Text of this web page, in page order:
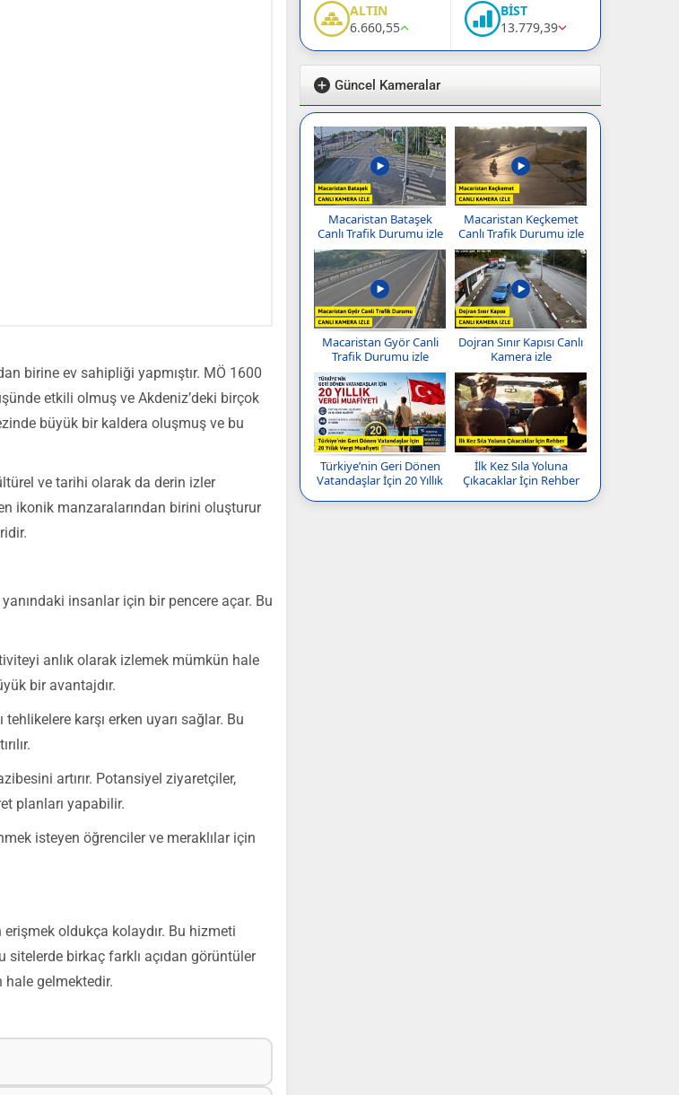
birine ev sahipliği yapmıştır. MÖ 1600
etkili olmuş ve Akdeniz’deki birçok
büyük bir kaldera oluşmuş ve bu
ve tarihi olarak da derin izler
ikonik manzaralarından birini oluşturur
insanlar için bir pencere açar. Bu
anlık olarak izlemek mümkün hale
bir avantajdır.
karşı erken uyarı sağlar. Bu
artırır. Potansiyel ziyaretçiler,
planları yapabilir.
isteyen öğrenciler ve meraklılar için
erişmek oldukça kolaydır. Bu hizmeti
birkaç farklı açıdan görüntüler
hale gelmektedir.
ALTIN
6.660,55
BİST
13.779,39
Güncel Kameralar
Macaristan Bataşek
Canlı Trafik Durumu izle
Macaristan Keçkemet
Canlı Trafik Durumu izle
Macaristan Györ Canli
Trafik Durumu izle
Dojran Sınır Kapısı Canlı
Kamera izle
Türkiye’nin Geri Dönen
Vatandaşlar İçin 20 Yıllık
İlk Kez Sıla Yoluna
Çıkacaklar İçin Rehber